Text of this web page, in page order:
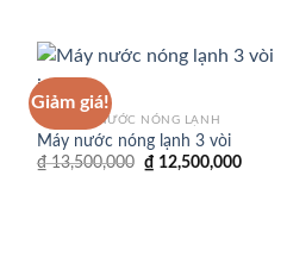
Giảm giá!
MÁY LỌC NƯỚC NÓNG LẠNH
Máy nước nóng lạnh 3 vòi
₫13,500,000 Giá
₫ 12,500,000Giá